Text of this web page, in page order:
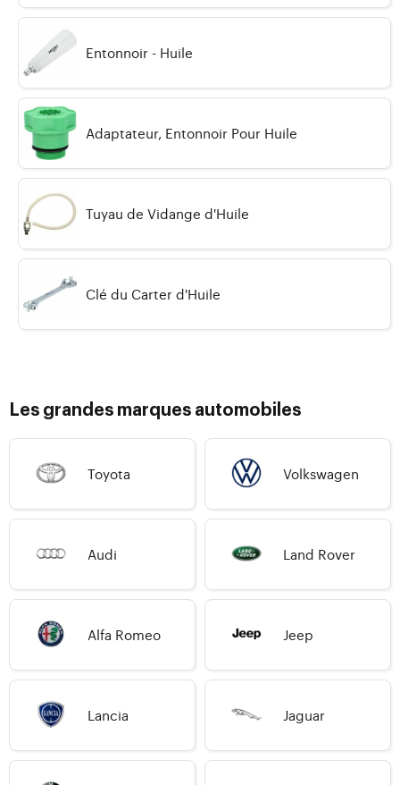
Entonnoir - Huile
Adaptateur, Entonnoir Pour Huile
Tuyau de Vidange d'Huile
Clé du Carter d'Huile
Les grandes marques automobiles
Toyota Volkswagen
Audi Land Rover
Alfa Romeo Jeep
Lancia Jaguar